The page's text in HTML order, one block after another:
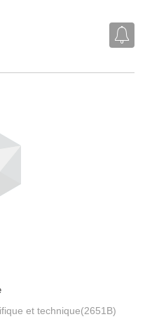
et technique(2651B)